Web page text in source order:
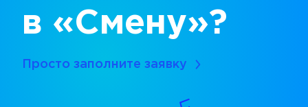
в «Смену»?
Просто заполните заявку